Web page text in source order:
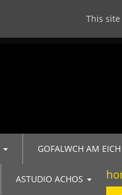
GOFALWCH AM
ASTUDIO ACHOS
This site